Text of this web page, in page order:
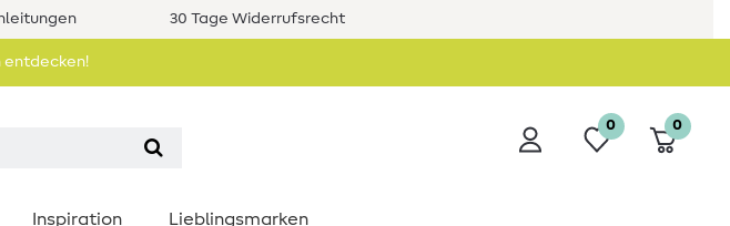
30 Tage Widerrufsrecht
entdecken!
0 0
Inspiration Lieblingsmarken